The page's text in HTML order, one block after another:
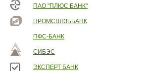
ПАО "ПЛЮС БАНК"
ПРОМСВЯЗЬБАНК
ПФС-БАНК
СИБЭС
ЭКСПЕРТ БАНК